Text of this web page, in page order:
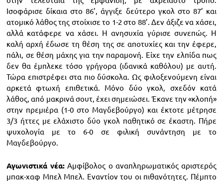
Ισοφάρισε δίκαια στο 86’, άγγιξε δεύτερο γκολ στο 87’ και
ατομικό λάθος της στοίχισε το 1-2 στο 88’. Δεν άξιζε να χάσει,
αλλά κατάφερε να χάσει. Η ανησυχία γύρισε συνεπώς. Η
καλή αρχή έδωσε τη θέση της σε αποτυχίες και την έφερε,
πάλι, σε θέση μάχης για την παραμονή. Είχε την ελπίδα πως
δεν θα έμπλεκε τόσο γρήγορα (ιδανικά καθόλου) με αυτή.
Τώρα επιστρέφει στα πιο δύσκολα. Ως φιλοξενούμενη είναι
αρκετά φτωχή επιθετικά. Μόνο δύο γκολ, σχεδόν κατά
λάθος, από μακρινά σουτ, έχει σημειώσει. Έκανε την «κλοπή»
στην πρεμιέρα (1-0 στο Μαγδεβούργο) και έκτοτε μέτρησε
3/3 ήττες με ελάχιστο δύο γκολ παθητικό σε έκαστη. Πήρε
ψυχολογία με το 6-0 σε φιλική συνάντηση με το
Μαγδεβούργο.
Αγωνιστικά νέα: Αμφίβολος ο αναπληρωματικός αριστερός
μπακ-χαφ Μπελ Μπελ. Εναντίον του οι πιθανότητες. Πέμπτο